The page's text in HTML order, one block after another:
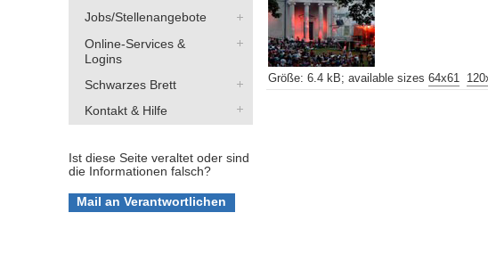
Jobs/Stellenangebote
Online-Services &
Logins
Schwarzes Brett
Kontakt & Hilfe
Ist diese Seite veraltet oder sind
die Informationen falsch?
Größe: 6.4 kB; available sizes 64x61